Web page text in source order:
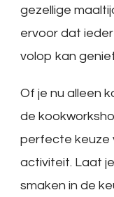
gezellige
ervoor dat
volop kan
Of je nu alleen
de
perfecte keuze
activiteit. Laat
smaken in de